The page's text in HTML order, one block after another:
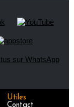
Utiles
Contact